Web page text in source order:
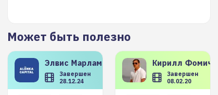
Может быть полезно
Элвис Марламов
Завершен
28.12.24
Кирилл
Завершен
08.02.20